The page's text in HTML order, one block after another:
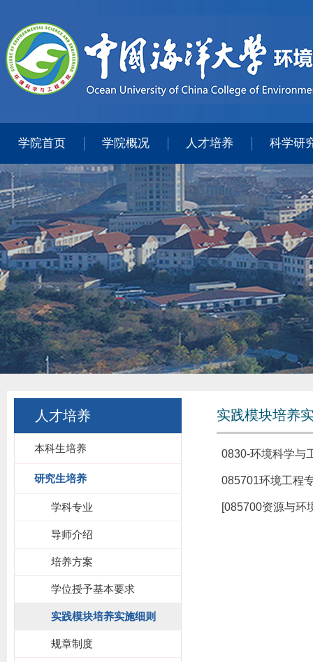
学院首页 学院概况 人才培养 科学研
人才培养
本科生培养
研究生培养
学科专业
导师介绍
培养方案
学位授予基本要求
实践模块培养实施细则
规章制度
实践模块培养
0830-环境科学与
085701环境工程
[085700资源与环